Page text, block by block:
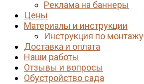
Реклама на баннеры
Цены
Материалы и инструкции
Инструкция по монтажу
Доставка и оплата
Наши работы
Отзывы и вопросы
Обустройство сада